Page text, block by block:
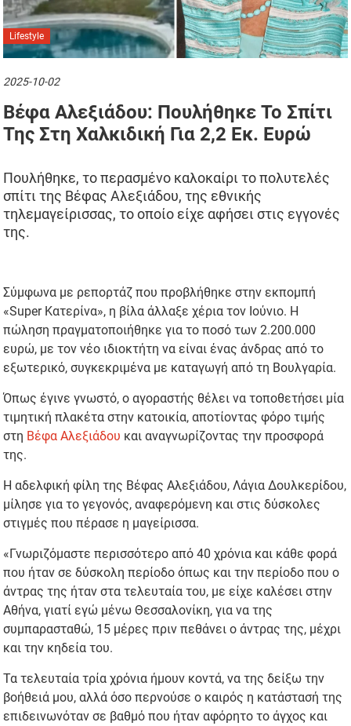
Lifestyle
2025-10-02
Βέφα Αλεξιάδου: Πουλήθηκε Το Σπίτι
Της Στη Χαλκιδική Για 2,2 Εκ. Ευρώ
Πουλήθηκε, το περασμένο καλοκαίρι το πολυτελές
σπίτι της Βέφας Αλεξιάδου, της εθνικής
τηλεμαγείρισσας, το οποίο είχε αφήσει στις εγγονές
της.
Σύμφωνα με ρεπορτάζ που προβλήθηκε στην εκπομπή
«Super Κατερίνα», η βίλα άλλαξε χέρια τον Ιούνιο. Η
πώληση πραγματοποιήθηκε για το ποσό των 2.200.000
ευρώ, με τον νέο ιδιοκτήτη να είναι ένας άνδρας από το
εξωτερικό, συγκεκριμένα με καταγωγή από τη Βουλγαρία.
Όπως έγινε γνωστό, ο αγοραστής θέλει να τοποθετήσει μία
τιμητική πλακέτα στην κατοικία, αποτίοντας φόρο τιμής
στη Βέφα Αλεξιάδου και αναγνωρίζοντας την προσφορά
της.
Η αδελφική φίλη της Βέφας Αλεξιάδου, Λάγια Δουλκερίδου,
μίλησε για το γεγονός, αναφερόμενη και στις δύσκολες
στιγμές που πέρασε η μαγείρισσα.
«Γνωριζόμαστε περισσότερο από 40 χρόνια και κάθε φορά
που ήταν σε δύσκολη περίοδο όπως και την περίοδο που ο
άντρας της ήταν στα τελευταία του, με είχε καλέσει στην
Αθήνα, γιατί εγώ μένω Θεσσαλονίκη, για να της
συμπαρασταθώ, 15 μέρες πριν πεθάνει ο άντρας της, μέχρι
και την κηδεία του.
Τα τελευταία τρία χρόνια ήμουν κοντά, να της δείξω την
βοήθειά μου, αλλά όσο περνούσε ο καιρός η κατάστασή της
επιδεινωνόταν σε βαθμό που ήταν αφόρητο το άγχος και